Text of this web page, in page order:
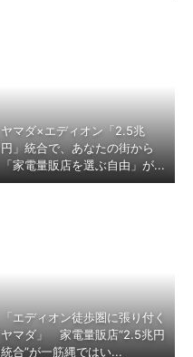
ヤマダ×エディオン「2.5兆
円」統合で、あなたの街から
「家電量販店を選ぶ自由」が...
「エディオン徒歩圏に張り付く
ヤマダ」 家電量販店“2.5兆円
統合”が一筋縄ではい...